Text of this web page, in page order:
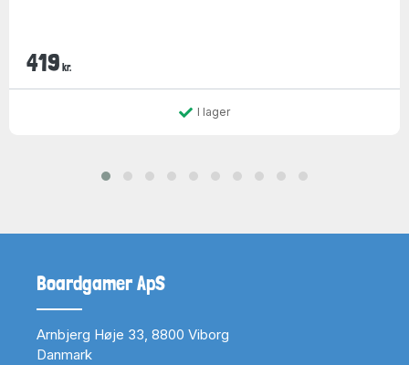
419 kr.
I lager
Boardgamer ApS
Arnbjerg Høje 33, 8800 Viborg
Danmark